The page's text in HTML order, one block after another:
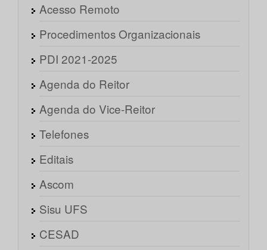
Acesso Remoto
Procedimentos Organizacionais
PDI 2021-2025
Agenda do Reitor
Agenda do Vice-Reitor
Telefones
Editais
Ascom
Sisu UFS
CESAD